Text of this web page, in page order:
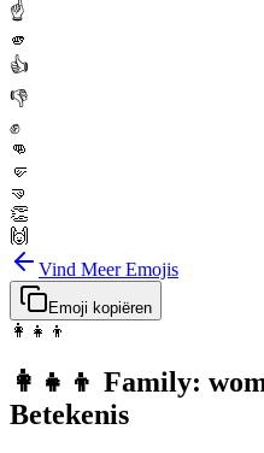
☝️
🫵
👍
👎
✊
👊
🤛
🤜
👏
🙌
Vind Meer Emojis
Emoji kopiëren
👩‍👧‍👦
👩‍👧‍👦 Family:
Betekenis